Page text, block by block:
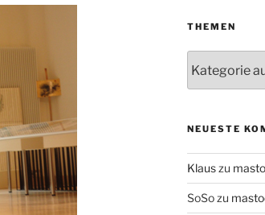
THEMEN
NEUESTE
Klauszu
SoSozu